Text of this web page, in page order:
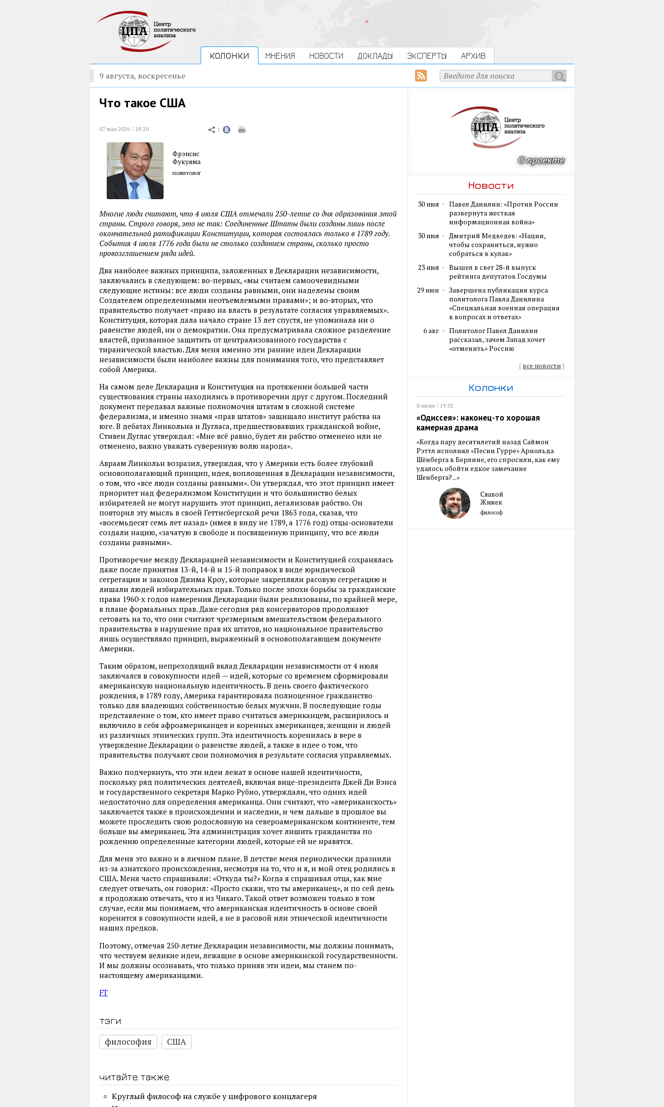
КОЛОНКИ МНЕНИЯ НОВОСТИ ДОКЛАДЫ ЭКСПЕРТЫ АРХИВ
9 августа, воскресенье
Что такое США
07 мая 2026 / 18:20
Фрэнсис
Фукуяма
политолог
Многие люди считают, что 4 июля США отмечали 250-летие со дня образования этой
страны. Строго говоря, это не так: Соединенные Штаты были созданы лишь после
окончательной ратификации Конституции, которая состоялась только в 1789 году.
События 4 июля 1776 года были не столько созданием страны, сколько просто
провозглашением ряда идей.
Два наиболее важных принципа, заложенных в Декларации независимости,
заключались в следующем: во-первых, «мы считаем самоочевидными
следующие истины: все люди созданы равными, они наделены своим
Создателем определенными неотъемлемыми правами»; и во-вторых, что
правительство получает «право на власть в результате согласия управляемых».
Конституция, которая дала начало стране 13 лет спустя, не упоминала ни о
равенстве людей, ни о демократии. Она предусматривала сложное разделение
властей, призванное защитить от централизованного государства с
тиранической властью. Для меня именно эти ранние идеи Декларации
независимости были наиболее важны для понимания того, что представляет
собой Америка.
На самом деле Декларация и Конституция на протяжении большей части
существования страны находились в противоречии друг с другом. Последний
документ передавал важные полномочия штатам в сложной системе
федерализма, и именно знамя «прав штатов» защищало институт рабства на
юге. В дебатах Линкольна и Дугласа, предшествовавших гражданской войне,
Стивен Дуглас утверждал: «Мне всё равно, будет ли рабство отменено или не
отменено, важно уважать суверенную волю народа».
Авраам Линкольн возразил, утверждая, что у Америки есть более глубокий
основополагающий принцип, идея, воплощенная в Декларации независимости,
о том, что «все люди созданы равными». Он утверждал, что этот принцип имеет
приоритет над федерализмом Конституции и что большинство белых
избирателей не могут нарушить этот принцип, легализовав рабство. Он
повторил эту мысль в своей Геттисбергской речи 1863 года, сказав, что
«восемьдесят семь лет назад» (имея в виду не 1789, а 1776 год) отцы-основатели
создали нацию, «зачатую в свободе и посвященную принципу, что все люди
созданы равными».
Противоречие между Декларацией независимости и Конституцией сохранялась
даже после принятия 13-й, 14-й и 15-й поправок в виде юридической
сегрегации и законов Джима Кроу, которые закрепляли расовую сегрегацию и
лишали людей избирательных прав. Только после эпохи борьбы за гражданские
права 1960-х годов намерения Декларации были реализованы, по крайней мере,
в плане формальных прав. Даже сегодня ряд консерваторов продолжают
сетовать на то, что они считают чрезмерным вмешательством федерального
правительства в нарушение прав их штатов, но национальное правительство
лишь осуществляло принцип, выраженный в основополагающем документе
Америки.
Таким образом, непреходящий вклад Декларации независимости от 4 июля
заключался в совокупности идей — идей, которые со временем сформировали
американскую национальную идентичность. В день своего фактического
рождения, в 1789 году, Америка гарантировала полноценное гражданство
только для владеющих собственностью белых мужчин. В последующие годы
представление о том, кто имеет право считаться американцем, расширилось и
включило в себя афроамериканцев и коренных американцев, женщин и людей
из различных этнических групп. Эта идентичность коренилась в вере в
утверждение Декларации о равенстве людей, а также в идее о том, что
правительства получают свои полномочия в результате согласия управляемых.
Важно подчеркнуть, что эти идеи лежат в основе нашей идентичности,
поскольку ряд политических деятелей, включая вице-президента Джей Ди Вэнса
и государственного секретаря Марко Рубио, утверждали, что одних идей
недостаточно для определения американца. Они считают, что «американскость»
заключается также в происхождении и наследии, и чем дальше в прошлое вы
можете проследить свою родословную на североамериканском континенте, тем
больше вы американец. Эта администрация хочет лишить гражданства по
рождению определенные категории людей, которые ей не нравятся.
Для меня это важно и в личном плане. В детстве меня периодически дразнили
из-за азиатского происхождения, несмотря на то, что и я, и мой отец родились в
США. Меня часто спрашивали: «Откуда ты?» Когда я спрашивал отца, как мне
следует отвечать, он говорил: «Просто скажи, что ты американец», и по сей день
я продолжаю отвечать, что я из Чикаго. Такой ответ возможен только в том
случае, если мы понимаем, что американская идентичность в основе своей
коренится в совокупности идей, а не в расовой или этнической идентичности
наших предков.
Поэтому, отмечая 250-летие Декларации независимости, мы должны понимать,
что чествуем великие идеи, лежащие в основе американской государственности.
И мы должны осознавать, что только приняв эти идеи, мы станем по-
настоящему американцами.
FT
тэги
философия
США
читайте также
Круглый философ на службе у цифрового концлагеря
Новости
30 июл
Павел Данилин: «Против России
развернута жесткая
информационная война»
30 июл
Дмитрий Медведев: «Нации,
чтобы сохраниться, нужно
собраться в кулак»
23 июл
Вышел в свет 28-й выпуск
рейтинга депутатов Госдумы
29 июн
Завершена публикация курса
политолога Павла Данилина
«Специальная военная операция
в вопросах и ответах»
6 авг
Политолог Павел Данилин
рассказал, зачем Запад хочет
«отменить» Россию
{ все новости}
Колонки
8 июля / 19:02
«Одиссея»: наконец-то хорошая
камерная драма
«Когда пару десятилетий назад Саймон
Рэттл исполнял «Песни Гурре» Арнольда
Шёнберга в Берлине, его спросили, как ему
удалось обойти едкое замечание
Шенберга?...»
Славой
Жижек
философ